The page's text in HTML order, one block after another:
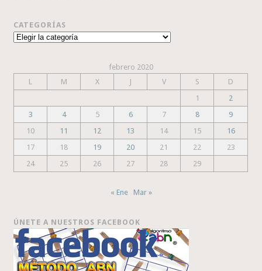
CATEGORÍAS
Categorías
febrero 2020
L
M X J V S
D
1
2
3
4 5 6 7 8
9
10
11 12 13 14 15
16
17
18 19 20 21 22
23
24
25 26 27 28 29
« Ene Mar »
ÚNETE A NUESTROS FACEBOOK